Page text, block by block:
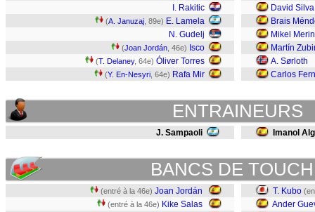
I. Rakitic
(A. Januzaj , 89e) E. Lamela
N. Gudelj
(Joan Jordán , 46e) Isco
(T. Delaney, 64e) Óliver Torres
(Y. En-Nesyri , 64e) Rafa Mir
David Silva
Brais
Mikel
Martín
A. Sørloth
Carlos
ENTRAINEURS
J. Sampaoli Imanol
BANCS DE
(entré à la 46e) Joan Jordán
(entré à la 46e) Kike Salas
T. Kubo
Ander